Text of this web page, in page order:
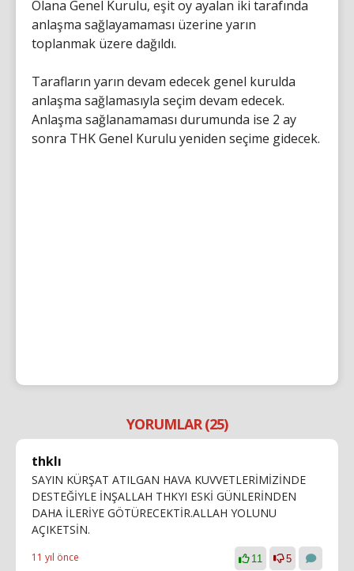
Olana Genel Kurulu, eşit oy ayalan iki tarafında
anlaşma sağlayamaması üzerine yarın
toplanmak üzere dağıldı.
Tarafların yarın devam edecek genel kurulda
anlaşma sağlamasıyla seçim devam edecek.
Anlaşma sağlanamaması durumunda ise 2 ay
sonra THK Genel Kurulu yeniden seçime gidecek.
YORUMLAR (25)
thklı
SAYIN KÜRŞAT ATILGAN HAVA KUVVETLERİMİZİNDE
DESTEĞİYLE İNŞALLAH THKYI ESKİ GÜNLERİNDEN
DAHA İLERİYE GÖTÜRECEKTİR.ALLAH YOLUNU
AÇIKETSİN.
11 yıl önce 11 5